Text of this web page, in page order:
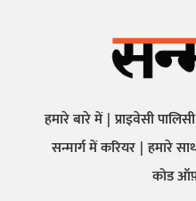
हमारे बारे में प्राइवेसी पालिसी
सन्मार्ग में करियर हमारे
कोड